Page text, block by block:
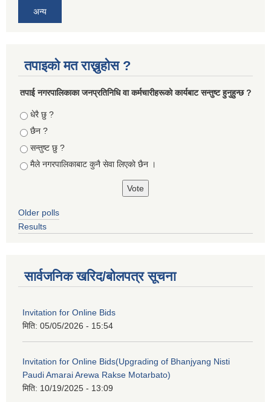
अन्य
तपाइको मत राख्नुहोस ?
तपा‌ई नगरपालिकाका जनप्रतिनिधि वा कर्मचारीहरूकाे कार्यबाट सन्तुष्ट हुनुहुन्छ ?
Choices
धेरै छु ?
छैन ?
सन्तुष्ट छु ?
मैले नगरपालिकाबाट कुनै सेवा लिएकाे छैन ।
Older polls
Results
सार्वजनिक खरिद/बोलपत्र सूचना
Invitation for Online Bids
मिति: 05/05/2026 - 15:54
Invitation for Online Bids(Upgrading of Bhanjyang Nisti
Paudi Amarai Arewa Rakse Motarbato)
मिति: 10/19/2025 - 13:09